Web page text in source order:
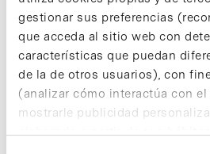
gestionar sus preferencias
que acceda al sitio web con
características que puedan
de la de otros usuarios), con
(analizar cómo interactúa con
mostrarle publicidad
elaborado a partir de sus
Noticias más vistas